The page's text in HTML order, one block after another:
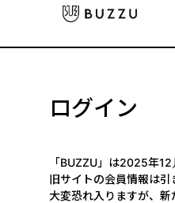
ログイン
「BUZZU」は2025年
旧サイトの会員情報は引
大変恐れ入りますが、新